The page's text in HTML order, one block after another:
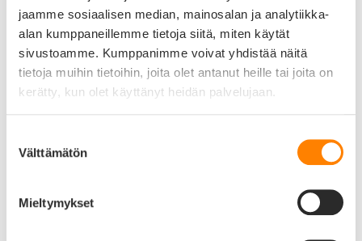
jaamme sosiaalisen median, mainosalan ja analytiikka-
alan kumppaneillemme tietoja siitä, miten käytät
sivustoamme. Kumppanimme voivat yhdistää näitä
tietoja muihin tietoihin, joita olet antanut heille tai joita on
kerätty, kun olet käyttänyt heidän palvelujaan.
valinta
Välttämätön
Mieltymykset
22/02/2023
Koiran nimikyltti – Heijastava Hi-Line alumiini musta pieni luu 2,8 x 1,8 cm.